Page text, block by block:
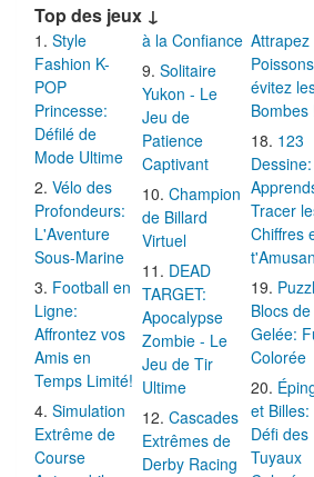
Top des jeux ↓
Style
Fashion K-
POP
Princesse:
Défilé de
Mode Ultime
Vélo des
Profondeurs:
L'Aventure
Sous-Marine
Football en
Ligne:
Affrontez vos
Amis en
Temps Limité!
Simulation
Extrême de
Course
à la Confiance
Solitaire
Yukon - Le
Jeu de
Patience
Captivant
Champion
de Billard
Virtuel
DEAD
TARGET:
Apocalypse
Zombie - Le
Jeu de Tir
Ultime
Cascades
Extrêmes de
Derby Racing
Attrapez
évitez
Bombes
123
Dessine:
Tracer
Chiffres
Blocs de
Gelée:
Colorée
et Billes:
Défi des
Tuyaux